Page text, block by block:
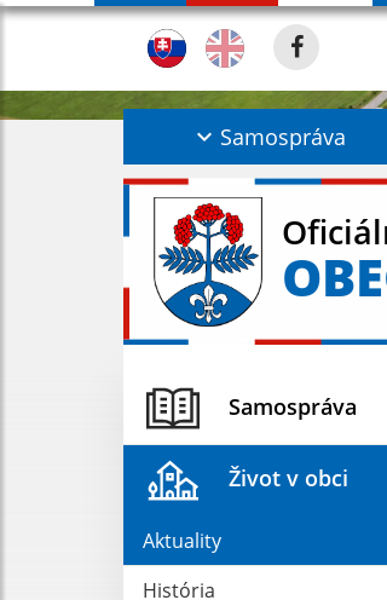
Samospráva
Samospráva
Život v obci
Aktuality
História